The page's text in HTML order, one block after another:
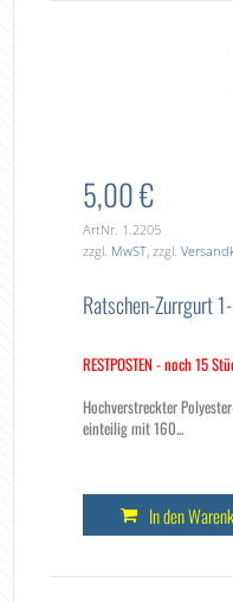
5,00 €
ArtNr. 1.2205
zzgl. MwST, zzgl.
Ratschen-Zurrgurt
RESTPOSTEN - noch 15
Hochverstreckter
einteilig mit 160...
In den